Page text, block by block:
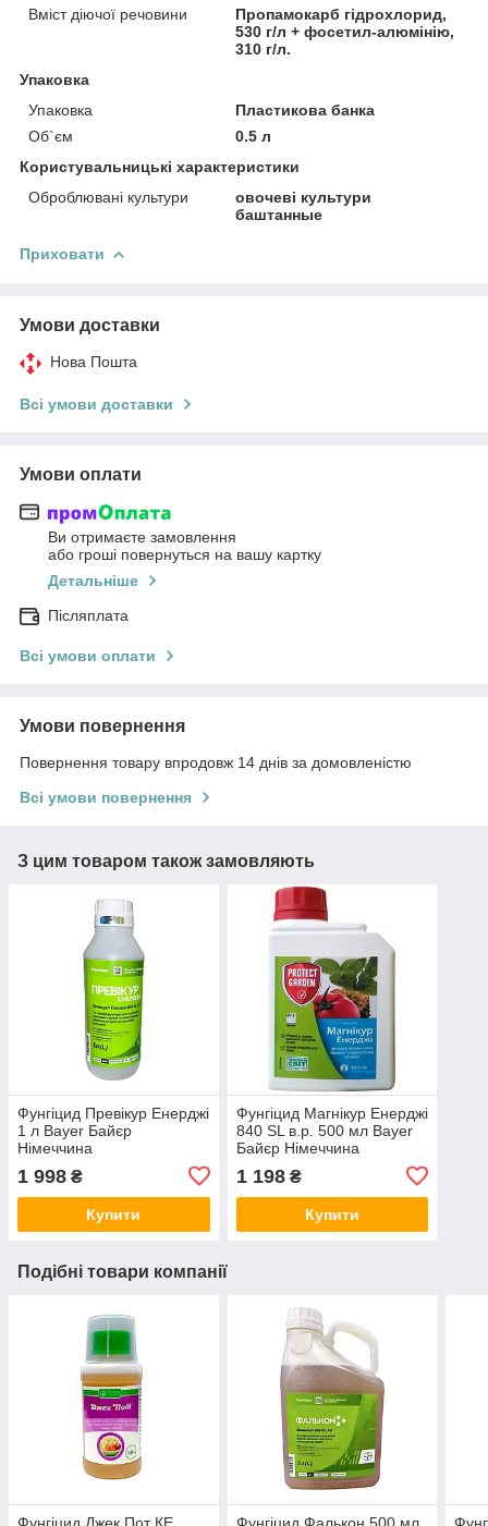
Вміст діючої речовини
Пропамокарб гідрохлорид,
530 г/л + фосетил-алюмінію,
310 г/л.
Упаковка
Упаковка
Пластикова банка
Об`єм
0.5 л
Користувальницькі характеристики
Оброблювані культури
овочеві культури
баштанные
Приховати
Умови доставки
Нова Пошта
Всі умови доставки
Умови оплати
Ви отримаєте замовлення
або гроші повернуться на вашу картку
Детальніше
Післяплата
Всі умови оплати
Умови повернення
Повернення товару впродовж 14 днів за домовленістю
Всі умови повернення
З цим товаром також замовляють
Фунгіцид Превікур Енерджі
1 л Bayer Байєр
Німеччина
1 998 ₴
Купити
Фунгіцид Магнікур Енерджі
840 SL в.р. 500 мл Bayer
Байєр Німеччина
1 198₴
Купити
Подібні товари компанії